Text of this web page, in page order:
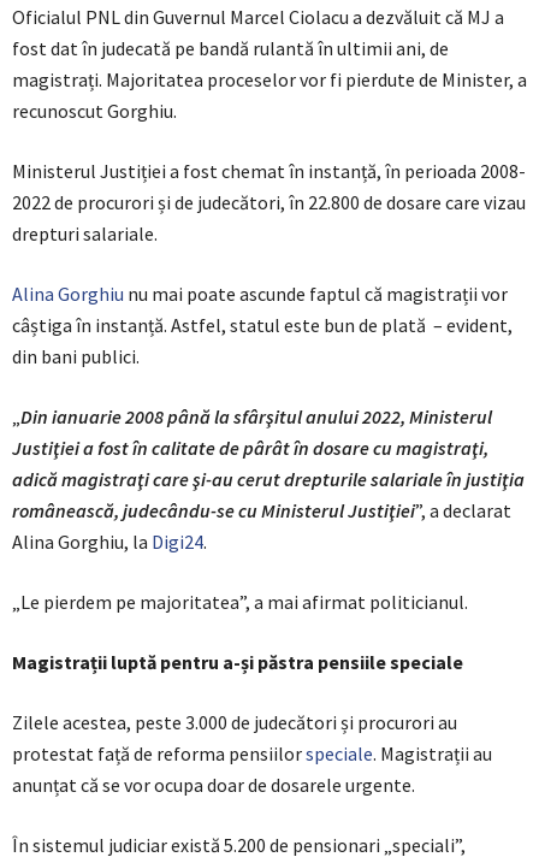
Oficialul PNL din Guvernul Marcel Ciolacu a dezvăluit că MJ a
fost dat în judecată pe bandă rulantă în ultimii ani, de
magistrați. Majoritatea proceselor vor fi pierdute de Minister, a
recunoscut Gorghiu.
Ministerul Justiției a fost chemat în instanță, în perioada 2008-
2022 de procurori și de judecători, în 22.800 de dosare care vizau
drepturi salariale.
Alina Gorghiu nu mai poate ascunde faptul că magistrații vor
câștiga în instanță. Astfel, statul este bun de plată – evident,
din bani publici.
„Din ianuarie 2008 până la sfârşitul anului 2022, Ministerul
Justiţiei a fost în calitate de pârât în dosare cu magistraţi,
adică magistraţi care şi-au cerut drepturile salariale în justiţia
românească, judecându-se cu Ministerul Justiţiei”, a declarat
Alina Gorghiu, la Digi24.
„Le pierdem pe majoritatea”, a mai afirmat politicianul.
Magistrații luptă pentru a-și păstra pensiile speciale
Zilele acestea, peste 3.000 de judecători și procurori au
protestat față de reforma pensiilorspeciale. Magistrații au
anunțat că se vor ocupa doar de dosarele urgente.
În sistemul judiciar există 5.200 de pensionari „speciali”,